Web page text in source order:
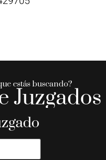
estás buscando?
Juzgados